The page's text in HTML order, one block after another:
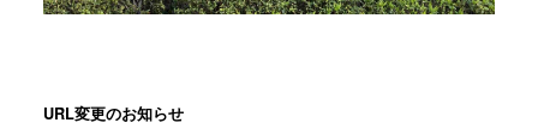
URL変更のお知らせ